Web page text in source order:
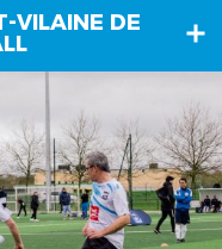
VILAINE DE